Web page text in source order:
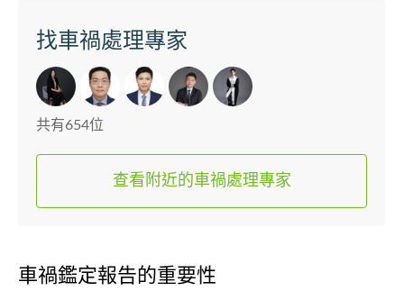
找車禍處理專家
共有654位
查看附近的車禍處理專家
車禍鑑定報告的重要性